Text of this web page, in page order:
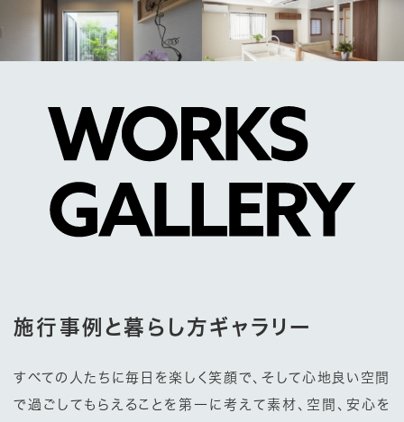
施行事例と暮らし方ギャラリー
すべての人たちに毎日を楽しく笑顔で、そして心地良い空間
で過ごしてもらえることを第一に考えて素材、空間、安心を